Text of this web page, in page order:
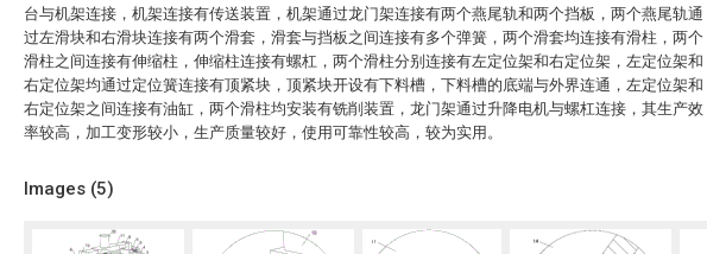
台与机架连接，机架连接有传送装置，机架通过龙门架连接有两个燕尾轨和两个挡板，两个燕尾轨通
过左滑块和右滑块连接有两个滑套，滑套与挡板之间连接有多个弹簧，两个滑套均连接有滑柱，两个
滑柱之间连接有伸缩柱，伸缩柱连接有螺杠，两个滑柱分别连接有左定位架和右定位架，左定位架和
右定位架均通过定位簧连接有顶紧块，顶紧块开设有下料槽，下料槽的底端与外界连通，左定位架和
右定位架之间连接有油缸，两个滑柱均安装有铣削装置，龙门架通过升降电机与螺杠连接，其生产效
率较高，加工变形较小，生产质量较好，使用可靠性较高，较为实用。
Images (5)